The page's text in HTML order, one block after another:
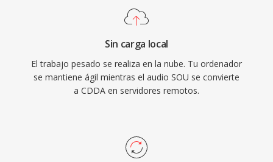
Sin carga local
El trabajo pesado se realiza en la nube. Tu ordenador
se mantiene ágil mientras el audio SOU se convierte
a CDDA en servidores remotos.